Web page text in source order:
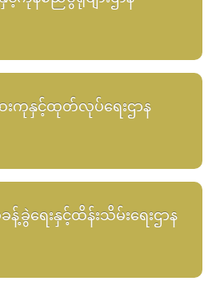
းကုနှင့်ထုတ်လုပ်ရေးဌာန
န့်ခွဲရေးနှင့်ထိန်းသိမ်းရေးဌာန